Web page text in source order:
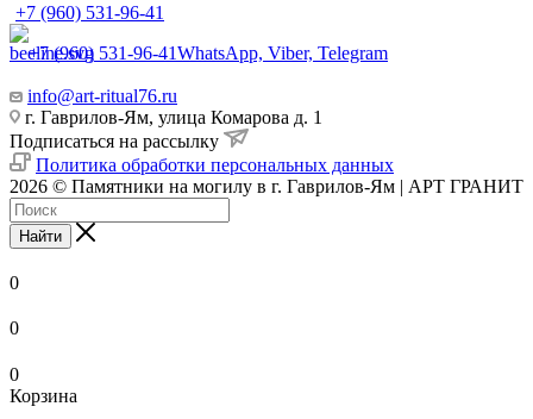
+7 (960) 531-96-41
+7 (960) 531-96-41WhatsApp, Viber, Telegram
info@art-ritual76.ru
г. Гаврилов-Ям, улица Комарова д. 1
Подписаться на рассылку
Политика обработки персональных данных
2026 © Памятники на могилу в г. Гаврилов-Ям | АРТ ГРАНИТ
Найти
0
0
0
Корзина